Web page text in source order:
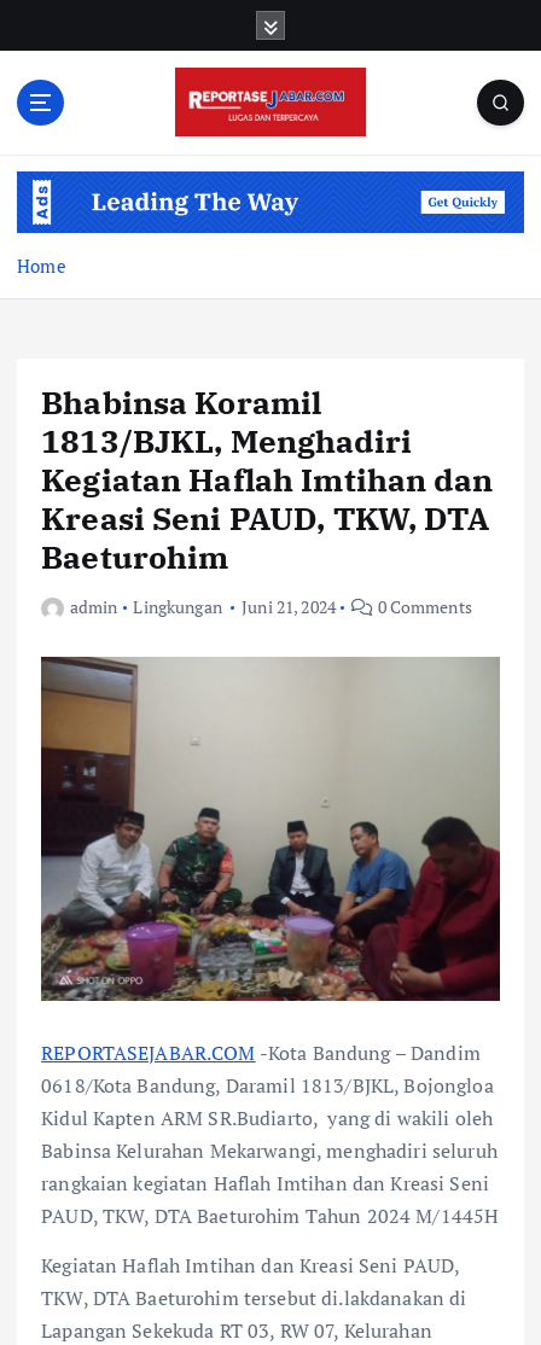
Home
Bhabinsa Koramil
1813/BJKL, Menghadiri
Kegiatan Haflah Imtihan dan
Kreasi Seni PAUD, TKW, DTA
Baeturohim
admin Lingkungan Juni 21, 2024 0 Comments
REPORTASEJABAR.COM -Kota Bandung – Dandim
0618/Kota Bandung, Daramil 1813/BJKL, Bojongloa
Kidul Kapten ARM SR.Budiarto, yang di wakili oleh
Babinsa Kelurahan Mekarwangi, menghadiri seluruh
rangkaian kegiatan Haflah Imtihan dan Kreasi Seni
PAUD, TKW, DTA Baeturohim Tahun 2024 M/1445H
Kegiatan Haflah Imtihan dan Kreasi Seni PAUD,
TKW, DTA Baeturohim tersebut di.lakdanakan di
Lapangan Sekekuda RT 03, RW 07, Kelurahan